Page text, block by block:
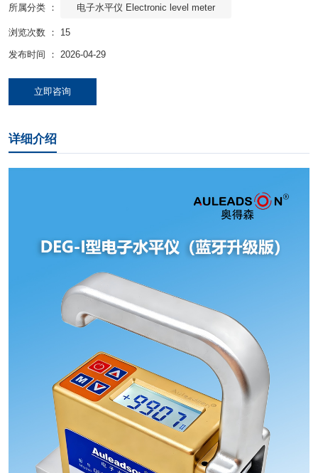
所属分类 ： 电子水平仪 Electronic level meter
浏览次数 ： 15
发布时间 ： 2026-04-29
立即咨询
详细介绍